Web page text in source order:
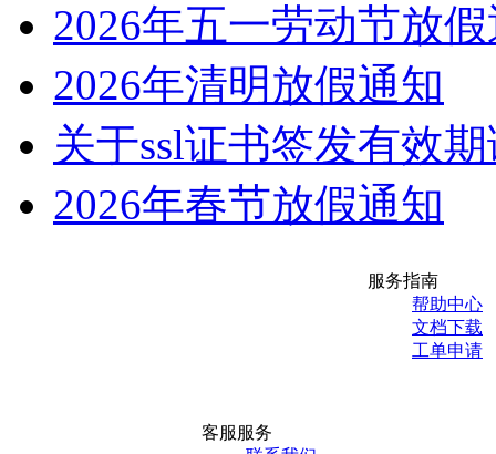
2026年五一劳动节放
2026年清明放假通知
关于ssl证书签发有效
2026年春节放假通知
服务指南
帮助中心
文档下载
工单申请
客服服务